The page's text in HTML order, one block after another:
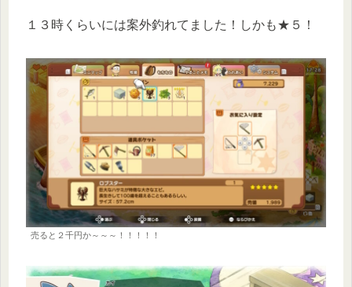
１３時くらいには案外釣れてました！しかも★５！
売ると２千円か～～～！！！！！